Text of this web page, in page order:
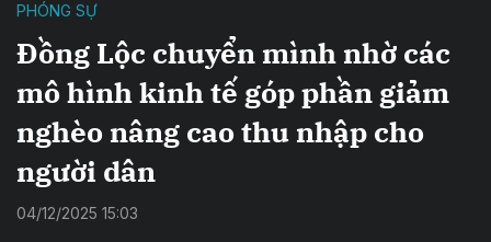
PHÓNG SỰ
Đồng Lộc chuyển mình nhờ các
mô hình kinh tế góp phần giảm
nghèo nâng cao thu nhập cho
người dân
04/12/2025 15:03